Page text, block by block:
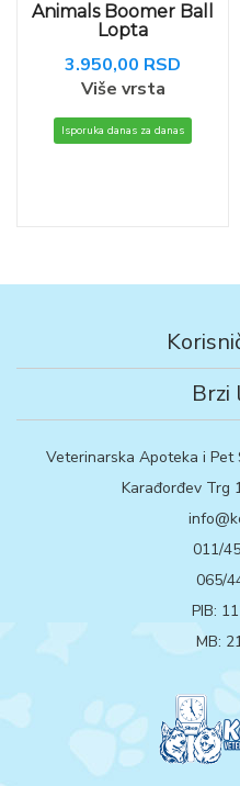
Animals Boomer Ball
Lopta
3.950,00 RSD
Više vrsta
Isporuka danas za danas
Brzi
Veterinarska Apoteka i Pet
Karađorđev Trg
011/
065/
PIB:
MB: